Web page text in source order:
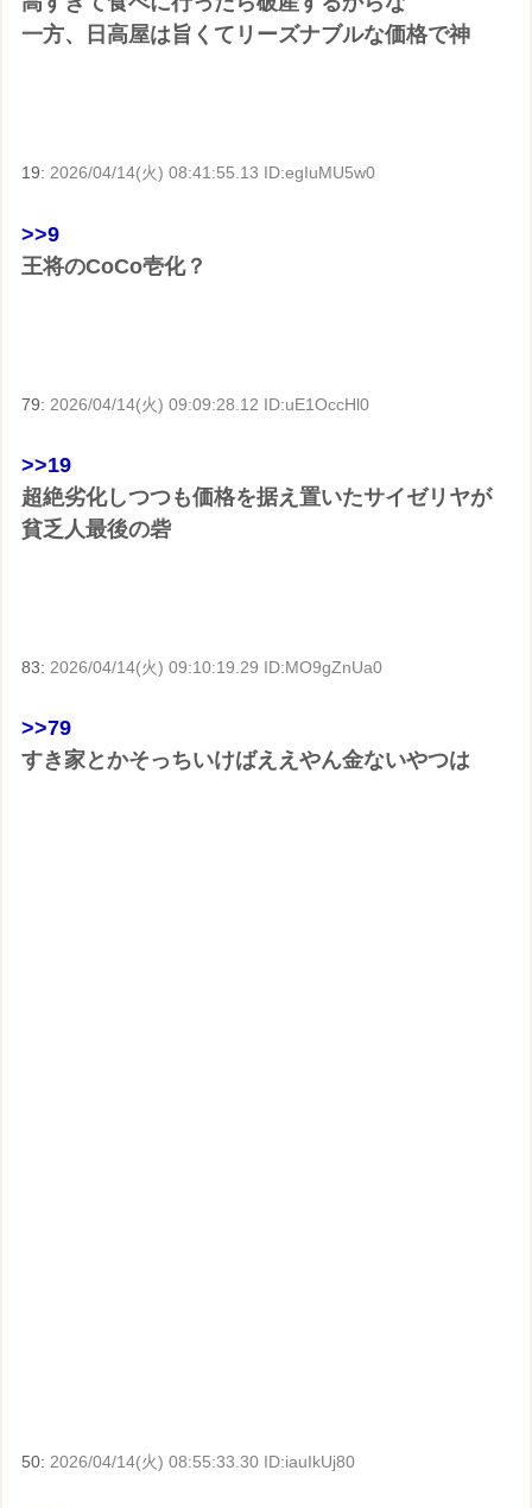
一方、日高屋は旨くてリーズナブルな価格で神
19:2026/04/14(火) 08:41:55.13 ID:egIuMU5w0
>>9
王将のCoCo壱化？
79: 2026/04/14(火) 09:09:28.12 ID:uE1OccHl0
>>19
超絶劣化しつつも価格を据え置いたサイゼリヤが
貧乏人最後の砦
83: 2026/04/14(火) 09:10:19.29 ID:MO9gZnUa0
>>79
すき家とかそっちいけばええやん金ないやつは
50: 2026/04/14(火) 08:55:33.30 ID:iauIkUj80